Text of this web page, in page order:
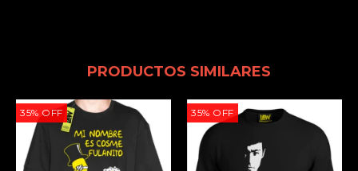
PRODUCTOS SIMILARES
35% OFF 35% OFF